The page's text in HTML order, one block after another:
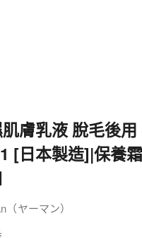
膚乳液 脫毛後
[日本製造]|保養
ヤーマン）